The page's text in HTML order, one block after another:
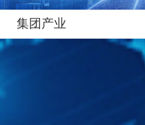
集团产业